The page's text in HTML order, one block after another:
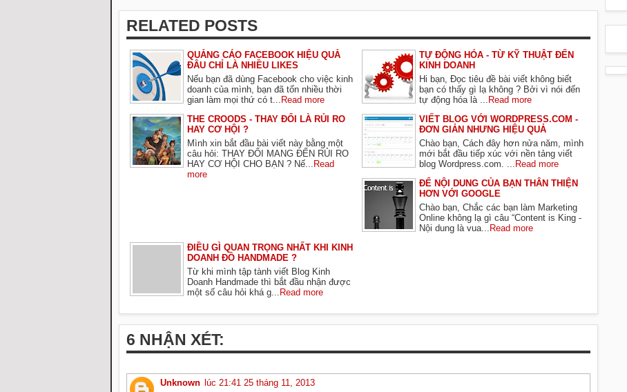
RELATED POSTS
QUẢNG CÁO FACEBOOK HIỆU QUẢ
ĐÂU CHỈ LÀ NHIỀU LIKES
Nếu bạn đã dùng Facebook cho việc kinh
doanh của mình, bạn đã tốn nhiều thời
gian làm mọi thứ có t...
Read more
TỰ ĐỘNG HÓA - TỪ KỸ THUẬT ĐẾN
KINH DOANH
Hi bạn, Đọc tiêu đề bài viết không biết
bạn có thấy gì lạ không ? Bởi vì nói đến
tự động hóa là ...
Read more
THE CROODS - THAY ĐỔI LÀ RỦI RO
HAY CƠ HỘI ?
Mình xin bắt đầu bài viết này bằng một
câu hỏi: THAY ĐỔI MANG ĐẾN RỦI RO
HAY CƠ HỘI CHO BẠN ? Nế...
Read
more
VIẾT BLOG VỚI WORDPRESS.COM -
ĐƠN GIẢN NHƯNG HIỆU QUẢ
Chào bạn, Cách đây hơn nửa năm, mình
mới bắt đầu tiếp xúc với nền tảng viết
blog Wordpress.com. ...
Read more
ĐỂ NỘI DUNG CỦA BẠN THÂN THIỆN
HƠN VỚI GOOGLE
Chào bạn, Chắc các bạn làm Marketing
Online không lạ gì câu “Content is King -
Nội dung là vua...
Read more
ĐIỀU GÌ QUAN TRỌNG NHẤT KHI KINH
DOANH ĐỒ HANDMADE ?
Từ khi mình tập tành viết Blog Kinh
Doanh Handmade thì bắt đầu nhận được
một số câu hỏi khá g...
Read more
6 NHẬN XÉT:
Unknown lúc 21:41 25 tháng 11, 2013